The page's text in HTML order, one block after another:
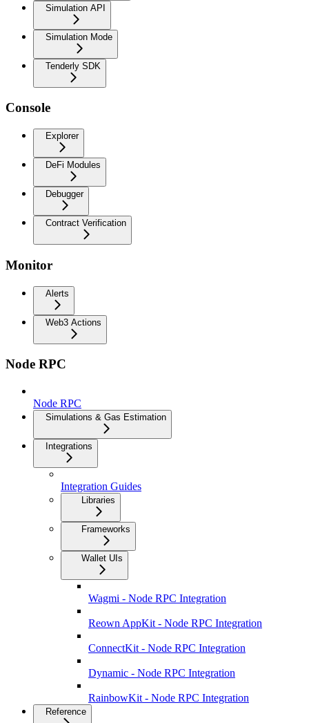
Simulation API
Simulation Mode
Tenderly SDK
Console
Explorer
DeFi Modules
Debugger
Contract Verification
Monitor
Alerts
Web3 Actions
Node RPC
Node RPC
Simulations & Gas Estimation
Integrations
Integration Guides
Libraries
Frameworks
Wallet UIs
Wagmi - Node RPC Integration
Reown AppKit - Node RPC Integration
ConnectKit - Node RPC Integration
Dynamic - Node RPC Integration
RainbowKit - Node RPC Integration
Reference